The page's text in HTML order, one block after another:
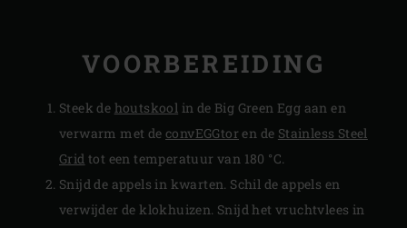
VOORBEREIDING
Steek de houtskool in de Big Green Egg aan en
verwarm met deconvEGGtor en de Stainless Steel
Grid tot een temperatuur van 180 °C.
Snijd de appels in kwarten. Schil de appels en
verwijder de klokhuizen. Snijd het vruchtvlees in